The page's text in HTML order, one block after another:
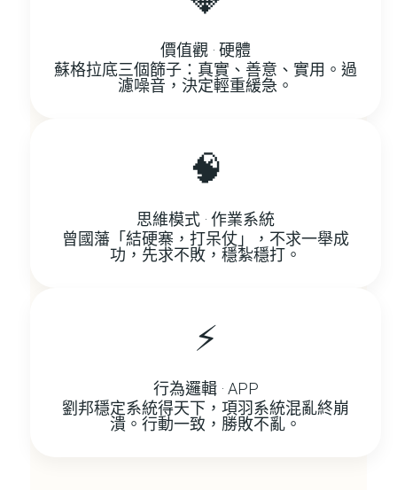
價值觀 · 硬體
蘇格拉底三個篩子：真實、善意、實用。過
濾噪音，決定輕重緩急。
🧠
思維模式 · 作業系統
曾國藩「結硬寨，打呆仗」，不求一舉成
功，先求不敗，穩紮穩打。
⚡
行為邏輯 · APP
劉邦穩定系統得天下，項羽系統混亂終崩
潰。行動一致，勝敗不亂。